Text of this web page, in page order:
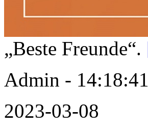
„Beste Freunde“.
Admin -
2023-03-08